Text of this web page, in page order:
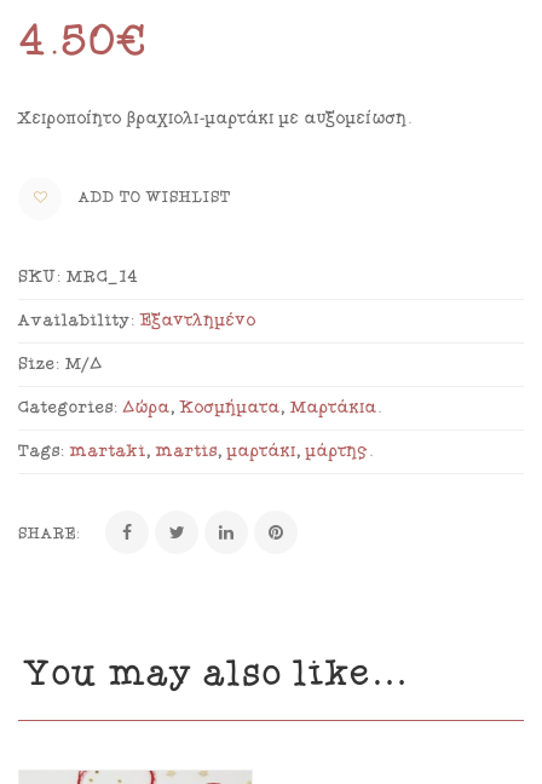
4.50€
Χειροποίητο βραχιόλι-μαρτάκι με αυξομείωση.
ADD TO WISHLIST
SKU: MRC_14
Availability: Εξαντλημένο
Size: Μ/Δ
Categories: Δώρα,Κοσμήματα, Μαρτάκια.
Tags: martaki,martis,μαρτάκι,μάρτης.
SHARE:
You may also like…